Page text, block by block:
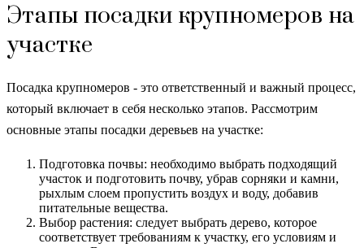
Этапы посадки крупномеров на
участке
Посадка крупномеров - это ответственный и важный процесс,
который включает в себя несколько этапов. Рассмотрим
основные этапы посадки деревьев на участке:
Подготовка почвы: необходимо выбрать подходящий
участок и подготовить почву, убрав сорняки и камни,
рыхлым слоем пропустить воздух и воду, добавив
питательные вещества.
Выбор растения: следует выбрать дерево, которое
соответствует требованиям к участку, его условиям и